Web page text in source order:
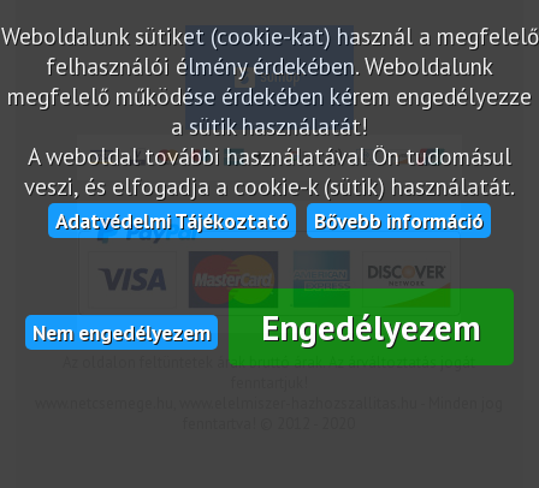
Weboldalunk sütiket (cookie-kat) használ a megfelelő
felhasználói élmény érdekében. Weboldalunk
megfelelő működése érdekében kérem engedélyezze
a sütik használatát!
A weboldal további használatával Ön tudomásul
veszi, és elfogadja a cookie-k (sütik) használatát.
Adatvédelmi Tájékoztató Bővebb információ
Nem engedélyezem Engedélyezem
Az oldalon feltüntetek árak bruttó árak. Az árváltoztatás jogát